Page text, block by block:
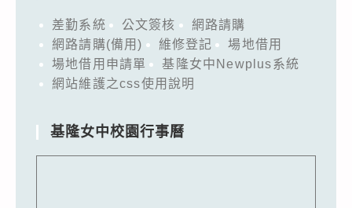
差勤系統 公文簽核
網路請購
網路請購(備用)
維修登記
場地借用
場地借用申請單
基隆女中Newplus系統
網站維護之css使用說明
基隆女中校園行事曆